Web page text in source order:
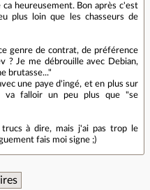
heureusement. Bon après c'est
plus loin que les chasseurs de
genre de contrat, de préférence
? Je me débrouille avec Debian,
brutasse..."
une paye d'ingé, et en plus sur
va falloir un peu plus que "se
trucs à dire, mais j'ai pas trop le
fais moi signe ;)